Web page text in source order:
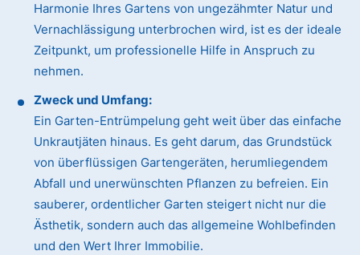
Harmonie Ihres Gartens von ungezähmter Natur und
Vernachlässigung unterbrochen wird, ist es der ideale
Zeitpunkt, um professionelle Hilfe in Anspruch zu
nehmen.
Zweck und Umfang:
Ein Garten-Entrümpelung geht weit über das einfache
Unkrautjäten hinaus. Es geht darum, das Grundstück
von überflüssigen Gartengeräten, herumliegendem
Abfall und unerwünschten Pflanzen zu befreien. Ein
sauberer, ordentlicher Garten steigert nicht nur die
Ästhetik, sondern auch das allgemeine Wohlbefinden
und den Wert Ihrer Immobilie.